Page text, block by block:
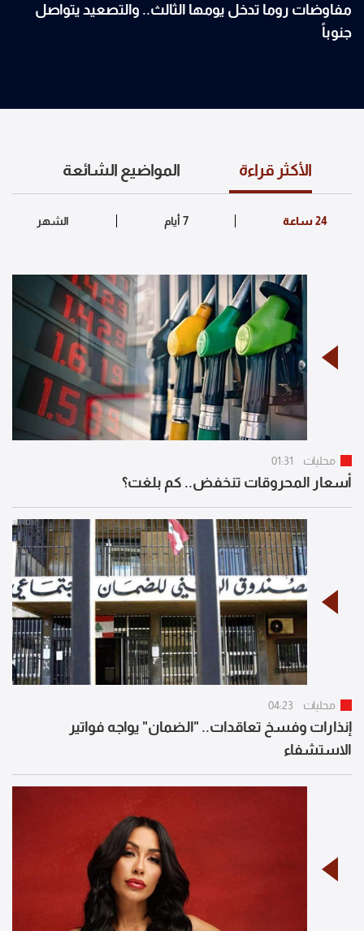
مفاوضات روما تدخل يومها الثالث.. والتصعيد يتواصل
جنوباً
الأكثر قراءة المواضيع الشائعة
محليات 01:31
أسعار المحروقات تنخفض.. كم بلغت؟
محليات 04:23
إنذارات وفسخ تعاقدات.. "الضمان" يواجه فواتير
الاستشفاء